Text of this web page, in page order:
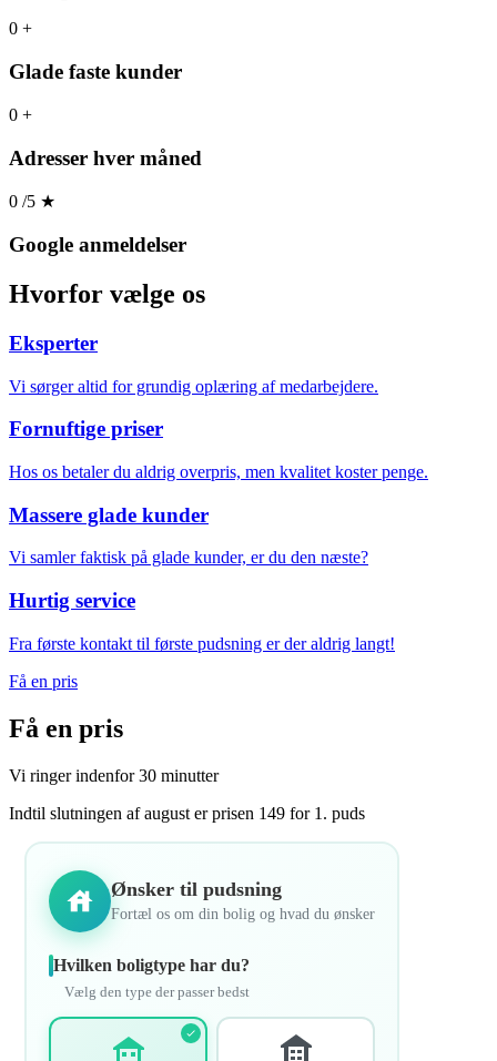
0 +
Glade faste kunder
0 +
Adresser hver måned
0 /5 ★
Google anmeldelser
Hvorfor vælge os
Eksperter
Vi sørger altid for grundig oplæring af medarbejdere.
Fornuftige priser
Hos os betaler du aldrig overpris, men kvalitet koster penge.
Massere glade kunder
Vi samler faktisk på glade kunder, er du den næste?
Hurtig service
Fra første kontakt til første pudsning er der aldrig langt!
Få en pris
Få en pris
Vi ringer indenfor 30 minutter
Indtil slutningen af august er prisen 149 for 1. puds
Ønsker til pudsning
Fortæl os om din bolig og hvad du ønsker
Hvilken boligtype har du?
Vælg den type der passer bedst